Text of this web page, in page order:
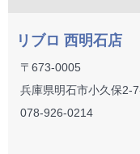
リブロ 西明石店
〒673-0005
兵庫県明石市小久保
078-926-0214